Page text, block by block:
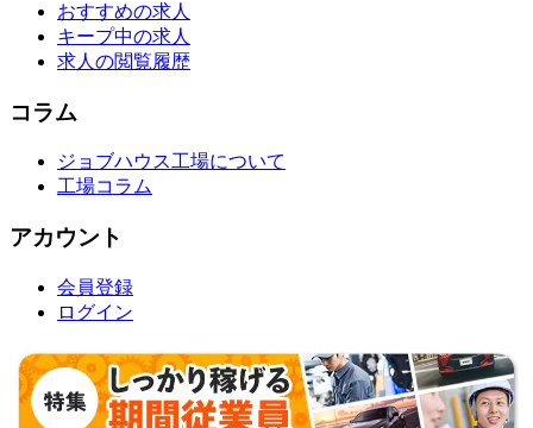
おすすめの求人
キープ中の求人
求人の閲覧履歴
コラム
ジョブハウス工場について
工場コラム
アカウント
会員登録
ログイン